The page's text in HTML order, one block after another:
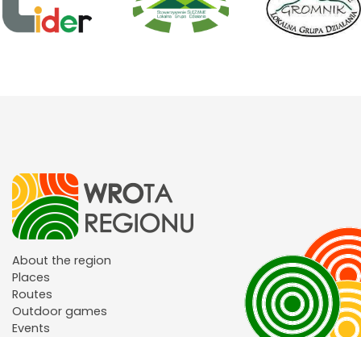
About the region
Places
Routes
Outdoor games
Events